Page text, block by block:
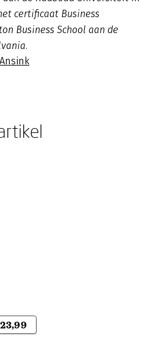
certificaat Business
Business School aan de
23,99